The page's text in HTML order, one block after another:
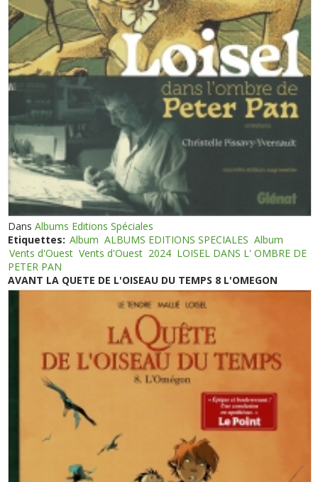
DansAlbums Editions Spéciales
Etiquettes: Album ALBUMS EDITIONS SPECIALES Album
Vents d'Ouest Vents d'Ouest 2024 LOISEL DANS L' OMBRE DE
PETER PAN
AVANT LA QUETE DE L'OISEAU DU TEMPS 8 L'OMEGON